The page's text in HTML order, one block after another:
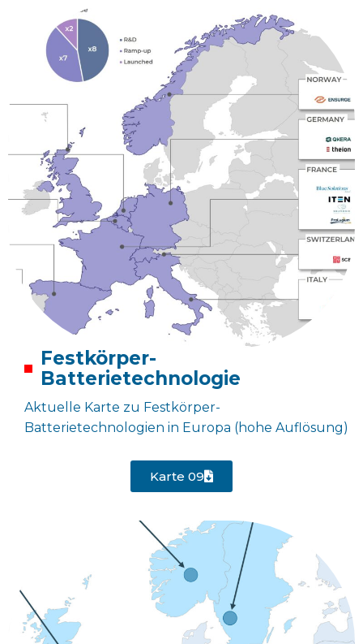
Festkörper-
Batterietechnologie
Aktuelle Karte zu Festkörper-
Batterietechnologien in Europa (hohe Auflösung)
Karte 09